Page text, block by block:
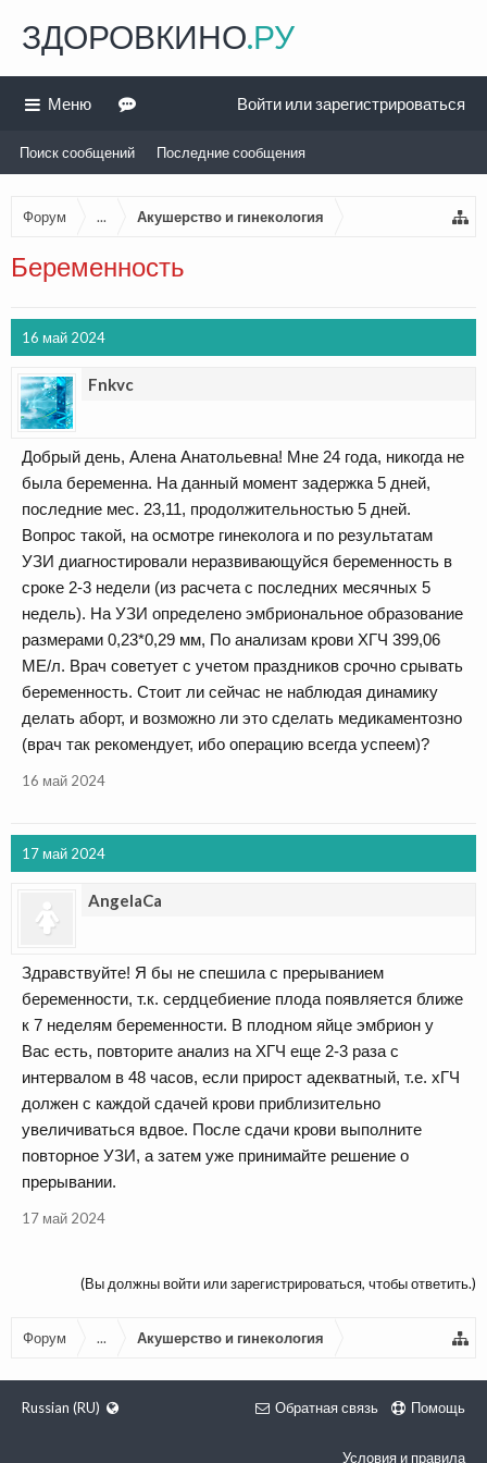
Форум ... Акушерство и гинекология
Беременность
16 май 2024
Fnkvc
Добрый день, Алена Анатольевна! Мне 24 года, никогда не
была беременна. На данный момент задержка 5 дней,
последние мес. 23,11, продолжительностью 5 дней.
Вопрос такой, на осмотре гинеколога и по результатам
УЗИ диагностировали неразвивающуйся беременность в
сроке 2-3 недели (из расчета с последних месячных 5
недель). На УЗИ определено эмбриональное образование
размерами 0,23*0,29 мм, По анализам крови ХГЧ 399,06
МЕ/л. Врач советует с учетом праздников срочно срывать
беременность. Стоит ли сейчас не наблюдая динамику
делать аборт, и возможно ли это сделать медикаментозно
(врач так рекомендует, ибо операцию всегда успеем)?
16 май 2024
17 май 2024
AngelaCa
Здравствуйте! Я бы не спешила с прерыванием
беременности, т.к. сердцебиение плода появляется ближе
к 7 неделям беременности. В плодном яйце эмбрион у
Вас есть, повторите анализ на ХГЧ еще 2-3 раза с
интервалом в 48 часов, если прирост адекватный, т.е. хГЧ
должен с каждой сдачей крови приблизительно
увеличиваться вдвое. После сдачи крови выполните
повторное УЗИ, а затем уже принимайте решение о
прерывании.
17 май 2024
(Вы должны войти или зарегистрироваться, чтобы ответить.)
Форум ... Акушерство и гинекология
ЗДОРОВКИНО.РУ
Меню
Поиск сообщений Последние сообщения
Войти или зарегистрироваться
Russian (RU) Обратная связь Помощь
Условия и правила